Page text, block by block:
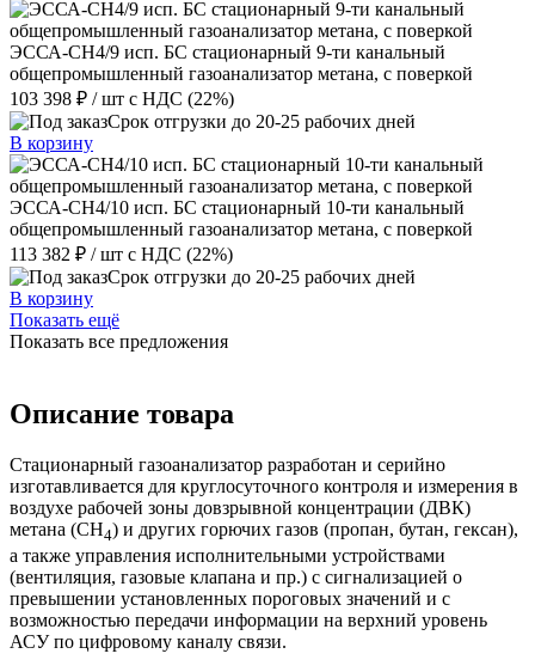
ЭССА-CH4/9 исп. БС стационарный 9-ти канальный
общепромышленный газоанализатор метана, с поверкой
103 398 ₽ / шт с НДС (22%)
Срок отгрузки до 20-25 рабочих дней
В корзину
ЭССА-CH4/10 исп. БС стационарный 10-ти канальный
общепромышленный газоанализатор метана, с поверкой
113 382 ₽ / шт с НДС (22%)
Срок отгрузки до 20-25 рабочих дней
В корзину
Показать ещё
Показать все предложения
Описание товара
Стационарный газоанализатор разработан и серийно
изготавливается для круглосуточного контроля и измерения в
воздухе рабочей зоны довзрывной концентрации (ДВК)
метана (СН4) и других горючих газов (пропан, бутан, гексан),
а также управления исполнительными устройствами
(вентиляция, газовые клапана и пр.) с сигнализацией о
превышении установленных пороговых значений и с
возможностью передачи информации на верхний уровень
АСУ по цифровому каналу связи.